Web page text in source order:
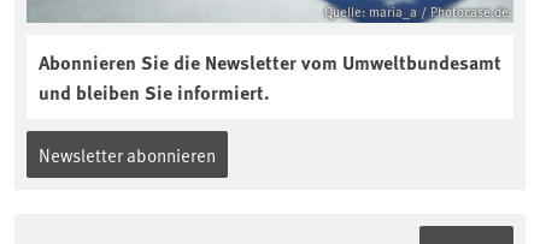
Quelle: maria_a / Photocase.de
Abonnieren Sie die Newsletter vom Umweltbundesamt
und bleiben Sie informiert.
Newsletter abonnieren